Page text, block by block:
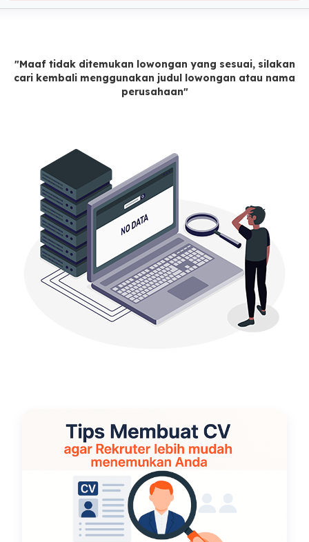
"Maaf tidak ditemukan lowongan yang sesuai, silakan
cari kembali menggunakan judul lowongan atau nama
perusahaan"